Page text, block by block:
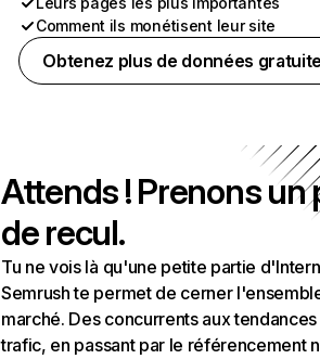
Comment ils monétisent leur site
Obtenez plus de données
Attends ! Prenons un
de recul.
Tu ne vois là qu'une petite partie
Semrush te permet de cerner
marché. Des concurrents aux
trafic, en passant par le référencement